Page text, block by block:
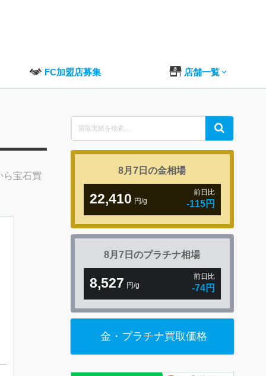
FC加盟店募集 店舗一覧
ら宝石買
Search
for:
Search
8月7日の金相場
22,410 円/g
前日比
-115円
8月7日のプラチナ相場
8,527 円/g
前日比
-74円
金・プラチナ買取価格